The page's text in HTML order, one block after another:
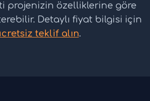
projenizin özelliklerine göre
Detaylı fiyat bilgisi için
teklif alın.